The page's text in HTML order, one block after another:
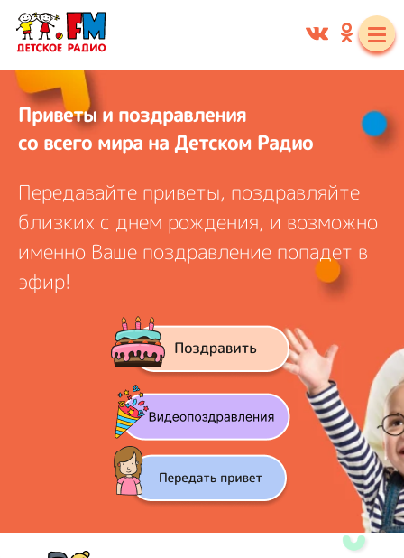
Приветы и поздравления
со всего мира на Детском Радио
Передавайте приветы, поздравляйте
близких с днем рождения, и возможно
именно Ваше поздравление попадет в
эфир!